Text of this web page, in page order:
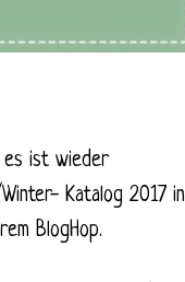
es ist wieder
Katalog 2017 in
BlogHop.